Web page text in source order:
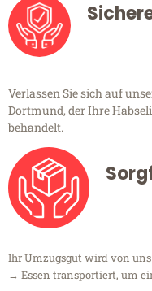
Verlassen Sie sich auf
Dortmund, der Ihre
behandelt.
Ihr Umzugsgut wird von
→ Essen transportiert, um